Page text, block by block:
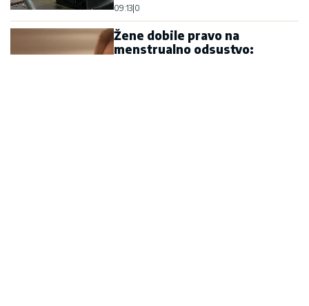
09:13 0
Žene dobile pravo na
menstrualno odsustvo: